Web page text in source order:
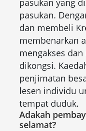
pasukan.
dan membeli
membenarkan
mengakses
dikongsi.
penjimatan
lesen individu
tempat duduk.
Adakah
selamat?